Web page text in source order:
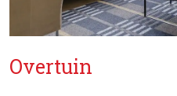
Overtuin